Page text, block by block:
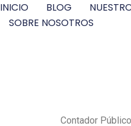
INICIO BLOG
SOBRE NOSOTROS
Contador